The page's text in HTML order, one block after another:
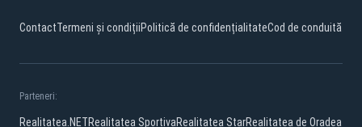
ContactTermeni și condițiiPolitică de confidențialitateCod de conduită
Parteneri:
Realitatea.NETRealitatea SportivaRealitatea StarRealitatea de Oradea